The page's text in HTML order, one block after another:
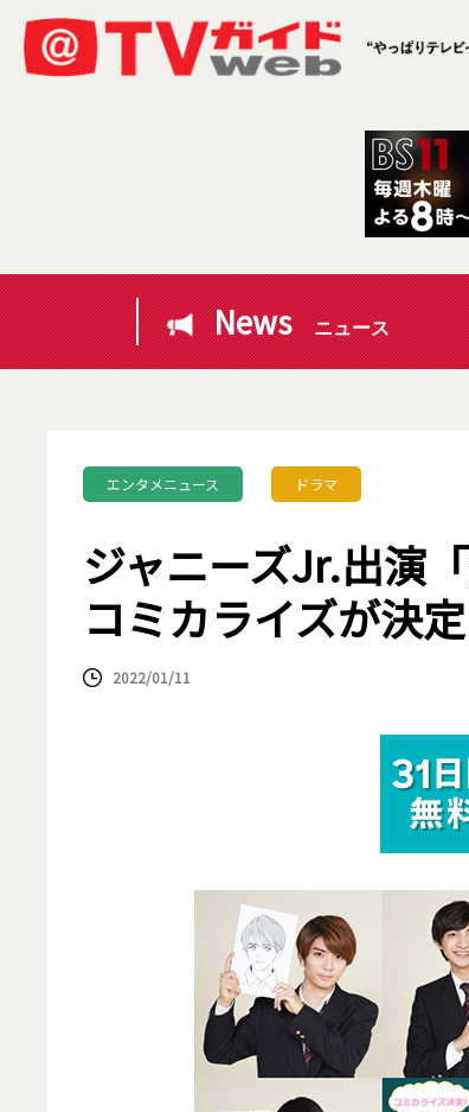
News ニュース
エンタメニュース ドラマ
ジャニーズJr.出演
コミカライズが決定
2022/01/11